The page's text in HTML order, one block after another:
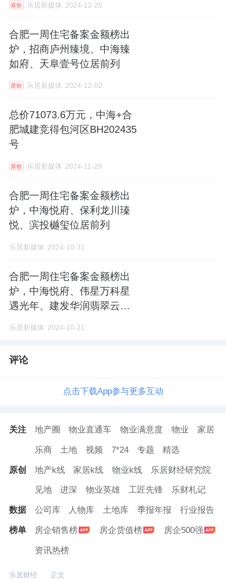
原创 乐居新媒体 2024-12-20
合肥一周住宅备案金额榜出
炉，招商庐州臻境、中海臻
如府、天阜壹号位居前列
原创 乐居新媒体 2024-12-02
总价71073.6万元，中海+合
肥城建竞得包河区BH202435
号
原创 乐居新媒体 2024-11-29
合肥一周住宅备案金额榜出
炉，中海悦府、保利龙川瑧
悦、滨投樾玺位居前列
乐居新媒体 2024-10-31
合肥一周住宅备案金额榜出
炉，中海悦府、伟星万科星
遇光年、建发华润翡翠云璟
乐居新媒体 2024-10-21
评论
点击下载App参与更多互动
关注 地产圈 物业直通车 物业满意度 物业 家居
乐商 土地 视频 7*24 专题 精选
原创 地产k线 家居k线 物业k线 乐居财经研究院
见地 进深 物业英雄 工匠先锋 乐财札记
数据 公司库 人物库 土地库 季报年报 行业报告
榜单 房企销售榜 房企货值榜 房企500强
资讯热榜
乐居财经 正文